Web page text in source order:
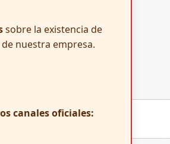
sobre la existencia de
nuestra empresa.
canales oficiales: